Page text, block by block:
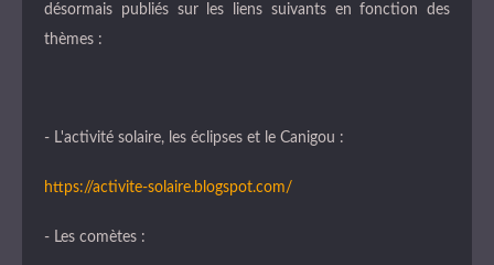
désormais publiés sur les liens suivants en fonction des
thèmes :
- L'activité solaire, les éclipses et le Canigou :
https://activite-solaire.blogspot.com/
- Les comètes :